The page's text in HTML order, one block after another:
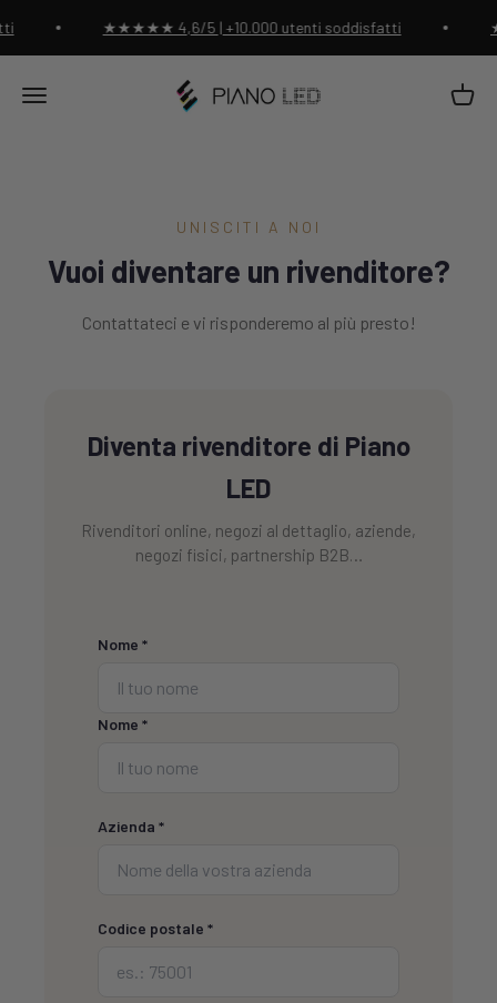
★★★★★ 4,6/5 | +10.000 utenti soddisfatti
Menu
Negozio di pianoforti a LED
UNISCITI A NOI
Vuoi diventare un rivenditore?
Contattateci e vi risponderemo al più presto!
Diventa rivenditore di Piano
LED
Rivenditori online, negozi al dettaglio, aziende,
negozi fisici, partnership B2B…
Nome *
Nome *
Azienda *
Codice postale *